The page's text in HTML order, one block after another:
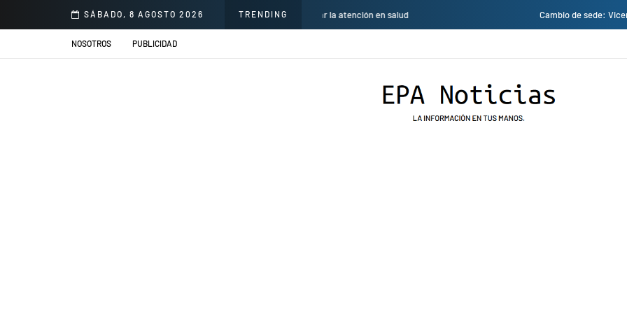
SÁBADO, 8 AGOSTO 2026 TRENDING
Delgado para mejorar la atención en salud Cambio de sede: Vicentico y Los Fabulosos Cadillacs se presentarán en el
NOSOTROS PUBLICIDAD